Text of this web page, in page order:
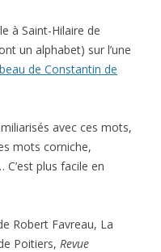
à Saint-Hilaire de
un alphabet) sur l’une
de Constantin de
avec ces mots,
mots corniche,
plus facile en
Robert Favreau, La
Poitiers, Revue